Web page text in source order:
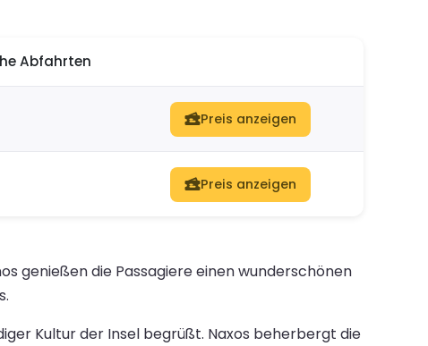
Abfahrten
Preis anzeigen
Preis anzeigen
genießen die Passagiere einen wunderschönen
Kultur der Insel begrüßt. Naxos beherbergt die